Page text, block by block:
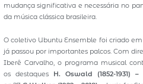
mudança significativa e necessária no
da música clássica brasileira.
O coletivo Ubuntu Ensemble foi criado em
já passou por importantes palcos. Com
Iberê Carvalho, o programa musical
os destaques H. Oswald (1852-1931) –